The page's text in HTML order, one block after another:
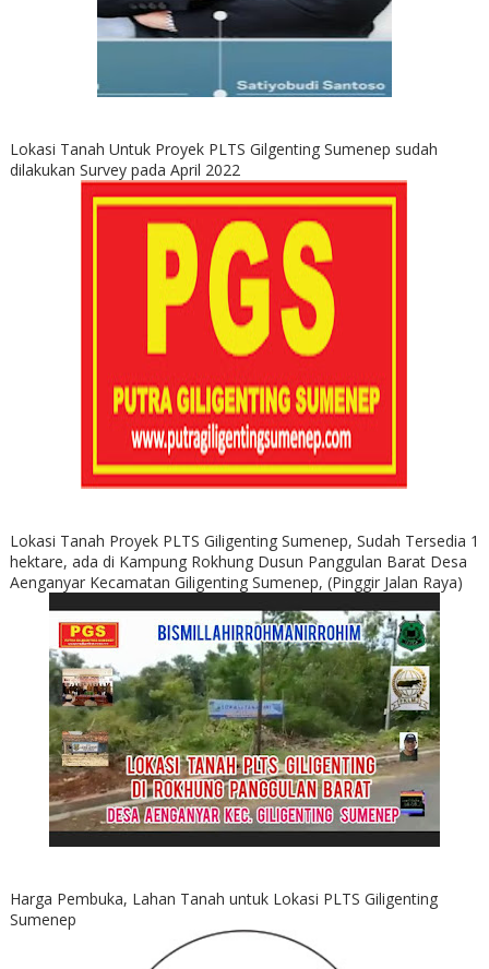
Lokasi Tanah Untuk Proyek PLTS Gilgenting Sumenep sudah
dilakukan Survey pada April 2022
Lokasi Tanah Proyek PLTS Giligenting Sumenep, Sudah Tersedia 1
hektare, ada di Kampung Rokhung Dusun Panggulan Barat Desa
Aenganyar Kecamatan Giligenting Sumenep, (Pinggir Jalan Raya)
Harga Pembuka, Lahan Tanah untuk Lokasi PLTS Giligenting
Sumenep